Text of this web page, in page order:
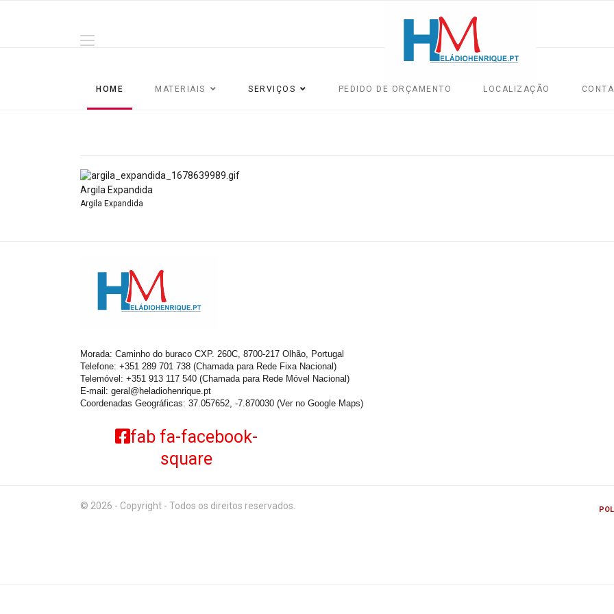
HOME MATERIAIS SERVIÇOS PEDIDO DE ORÇAMENTO LOCALIZAÇÃO
Argila Expandida
Argila Expandida
Morada: Caminho do buraco CXP. 260C, 8700-217 Olhão, Portugal
Telefone: +351 289 701 738 (Chamada para Rede Fixa Nacional)
Telemóvel: +351 913 117 540 (Chamada para Rede Móvel Nacional)
E-mail: geral@heladiohenrique.pt
Coordenadas Geográficas: 37.057652, -7.870030 (Ver no Google Maps)
fab fa-facebook-
square
© 2026 - Copyright - Todos os direitos reservados.